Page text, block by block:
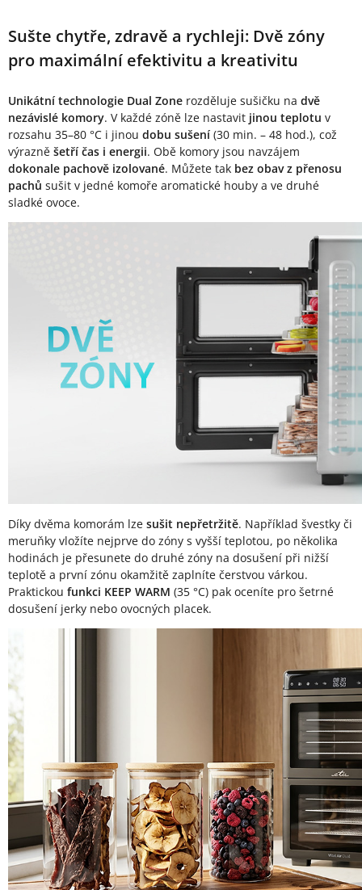
Sušte chytře, zdravě a rychleji: Dvě zóny
pro maximální efektivitu a kreativitu
Unikátní technologie Dual Zone rozděluje sušičku na dvě
nezávislé komory. V každé zóně lze nastavit jinou teplotu v
rozsahu 35–80 °C i jinou dobu sušení (30 min. – 48 hod.), což
výrazně šetří čas i energii. Obě komory jsou navzájem
dokonale pachově izolované. Můžete tak bez obav z přenosu
pachů sušit v jedné komoře aromatické houby a ve druhé
sladké ovoce.
Díky dvěma komorám lze sušit nepřetržitě. Například švestky či
meruňky vložíte nejprve do zóny s vyšší teplotou, po několika
hodinách je přesunete do druhé zóny na dosušení při nižší
teplotě a první zónu okamžitě zaplníte čerstvou várkou.
Praktickou funkci KEEP WARM (35 °C) pak oceníte pro šetrné
dosušení jerky nebo ovocných placek.